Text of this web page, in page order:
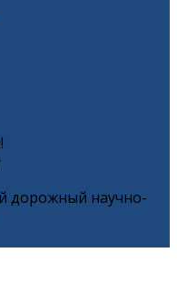
дорожный научно-